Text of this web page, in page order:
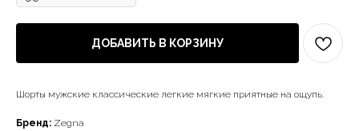
ДОБАВИТЬ В КОРЗИНУ
Шорты мужские классические легкие мягкие приятные на ощупь.
Бренд: Zegna